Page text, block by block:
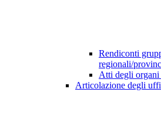
Rendiconti
regionali/
Atti degli
Articolazione degli